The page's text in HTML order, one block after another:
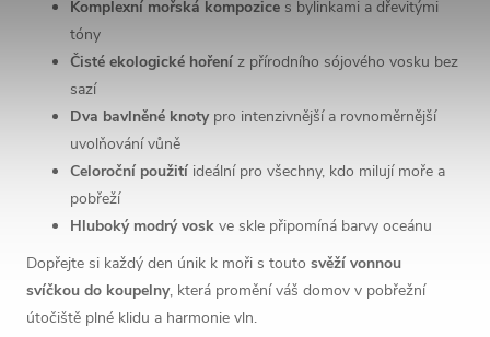
Komplexní mořská kompozice s bylinkami a dřevitými
tóny
Čisté ekologické hoření z přírodního sójového vosku bez
sazí
Dva bavlněné knotypro intenzivnější a rovnoměrnější
uvolňování vůně
Celoroční použití ideální pro všechny, kdo milují moře a
pobřeží
Hluboký modrý vosk ve skle připomíná barvy oceánu
Dopřejte si každý den únik k moři s touto svěží vonnou
svíčkou do koupelny, která promění váš domov v pobřežní
útočiště plné klidu a harmonie vln.